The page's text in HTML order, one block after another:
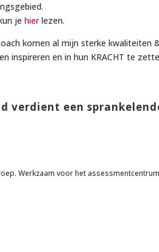
je hierlezen.
komen al mijn sterke
inspireren en in hun KRACHT te
verdient een
Werkzaam voor het